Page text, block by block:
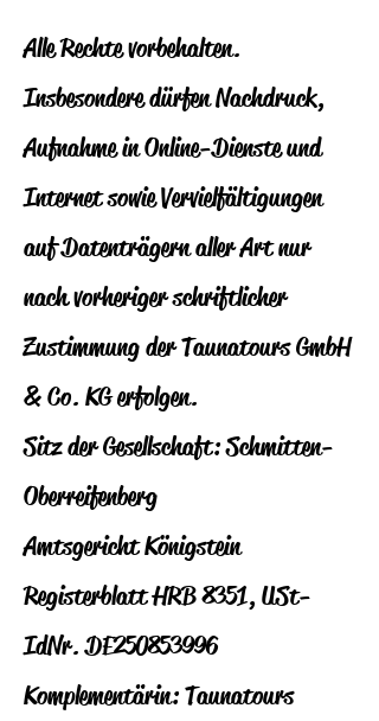
Alle Rechte vorbehalten.
Insbesondere dürfen Nachdruck,
Aufnahme in Online-Dienste und
Internet sowie Vervielfältigungen
auf Datenträgern aller Art nur
nach vorheriger schriftlicher
Zustimmung der Taunatours GmbH
& Co. KG erfolgen.
Sitz der Gesellschaft: Schmitten-
Oberreifenberg
Amtsgericht Königstein
Registerblatt HRB 8351, USt-
IdNr. DE250853996
Komplementärin: Taunatours